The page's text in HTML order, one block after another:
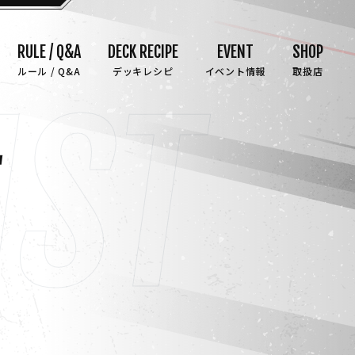
RULE / Q&A
ルール / Q&A
DECK RECIPE
デッキレシピ
EVENT
イベント情報
SHOP
取扱店